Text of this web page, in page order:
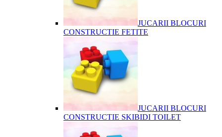
JUCARII BLOCURI
CONSTRUCTIE FETITE
JUCARII BLOCURI
CONSTRUCTIE SKIBIDI TOILET